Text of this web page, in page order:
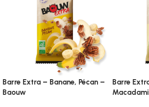
Barre Extra – Banane, Pécan –
Baouw
Barre